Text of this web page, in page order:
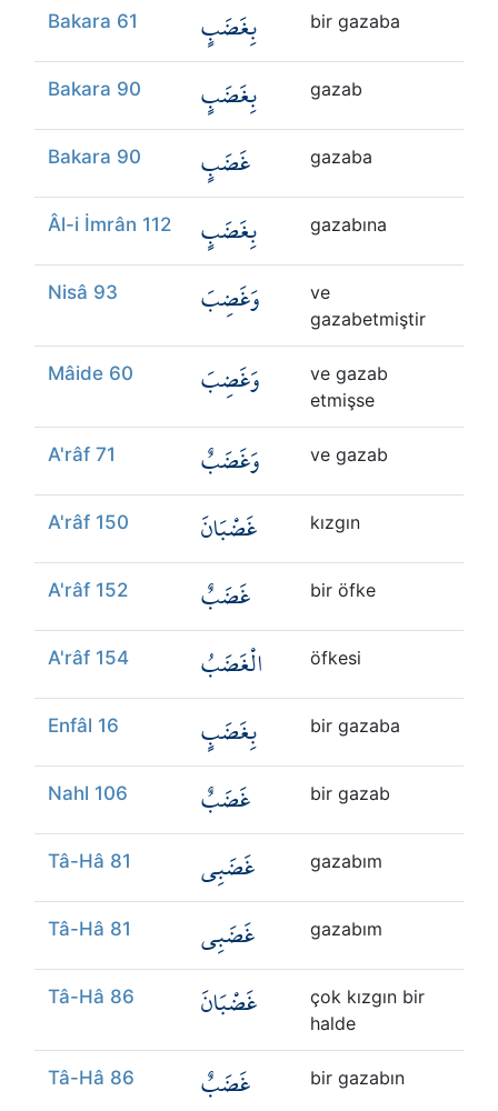
Bakara 61 بِغَضَبٍ bir gazaba
Bakara 90 بِغَضَبٍ gazab
Bakara 90 غَضَبٍ gazaba
Âl-i İmrân 112 بِغَضَبٍ gazabına
Nisâ 93 وَغَضِبَ
ve
gazabetmiştir
Mâide 60 وَغَضِبَ
ve gazab
etmişse
A'râf 71 وَغَضَبٌ ve gazab
A'râf 150 غَضْبَانَ kızgın
A'râf 152 غَضَبٌ bir öfke
A'râf 154 الْغَضَبُ öfkesi
Enfâl 16 بِغَضَبٍ bir gazaba
Nahl 106 غَضَبٌ bir gazab
Tâ-Hâ 81 غَضَبِي gazabım
Tâ-Hâ 81 غَضَبِي gazabım
Tâ-Hâ 86 غَضْبَانَ
çok kızgın bir
halde
Tâ-Hâ 86 غَضَبٌ bir gazabın